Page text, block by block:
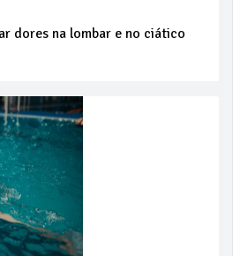
dores na lombar e no ciático